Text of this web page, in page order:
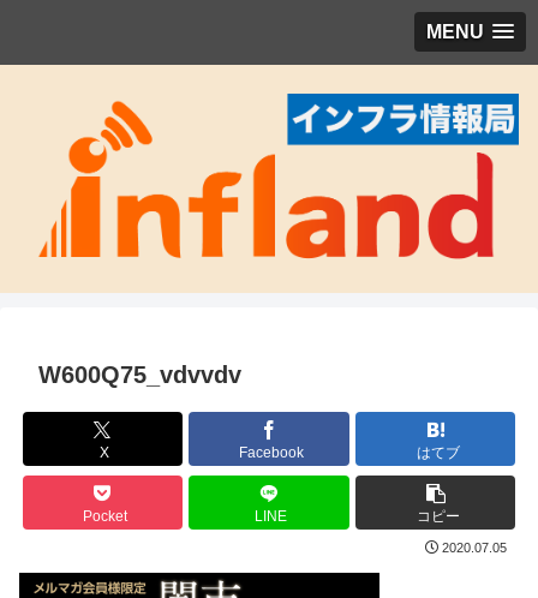
MENU
W600Q75_vdvvdv
X Facebook はてブ
Pocket LINE コピー
2020.07.05